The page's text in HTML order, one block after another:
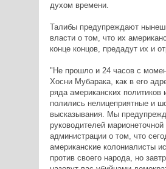
духом времени.
Талибы предупреждают
власти о том, что их
конце концов, предадут их и
"Не прошло и 24 часов с
Хосни Мубарака, как в его
ряда американских
полились нелицеприятные и
высказывания. Мы
руководителей марионеточной
администрации о том, что
американские колониалисты
против своего народа, но